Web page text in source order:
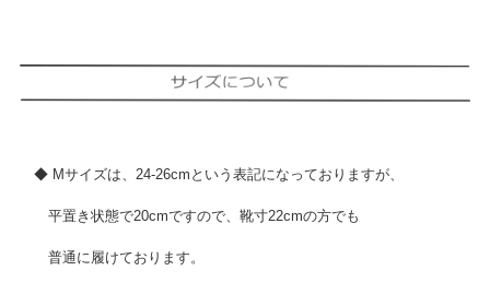
◆ Mサイズは、24-26cmという表記になっておりますが、
平置き状態で20cmですので、靴寸22cmの方でも
普通に履けております。